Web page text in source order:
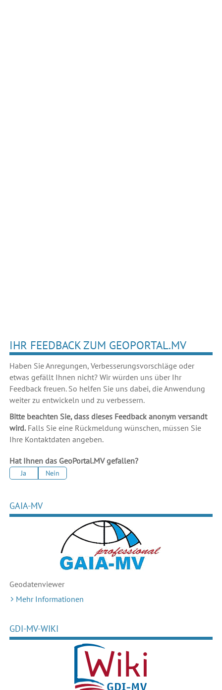
IHR FEEDBACK ZUM GEOPORTAL.MV
Haben Sie Anregungen, Verbesserungsvorschläge oder
etwas gefällt Ihnen nicht? Wir würden uns über Ihr
Feedback freuen. So helfen Sie uns dabei, die Anwendung
weiter zu entwickeln und zu verbessern.
Bitte beachten Sie, dass dieses Feedback anonym versandt
wird.Falls Sie eine Rückmeldung wünschen, müssen Sie
Ihre Kontaktdaten angeben.
Hat Ihnen das GeoPortal.MV gefallen?
Ja Nein
GAIA-MV
Geodatenviewer
Mehr Informationen
GDI-MV-WIKI